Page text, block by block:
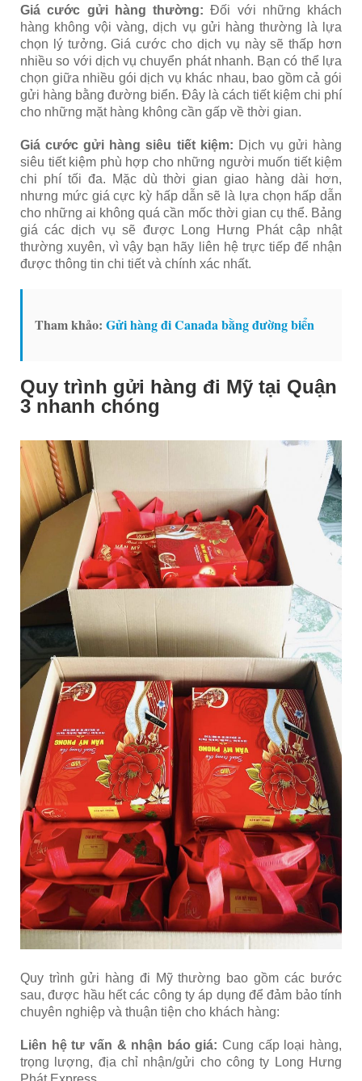
Giá cước gửi hàng thường:Đối với những khách
hàng không vội vàng, dịch vụ gửi hàng thường là lựa
chọn lý tưởng. Giá cước cho dịch vụ này sẽ thấp hơn
nhiều so với dịch vụ chuyển phát nhanh. Bạn có thể lựa
chọn giữa nhiều gói dịch vụ khác nhau, bao gồm cả gói
gửi hàng bằng đường biển. Đây là cách tiết kiệm chi phí
cho những mặt hàng không cần gấp về thời gian.
Giá cước gửi hàng siêu tiết kiệm: Dịch vụ gửi hàng
siêu tiết kiệm phù hợp cho những người muốn tiết kiệm
chi phí tối đa. Mặc dù thời gian giao hàng dài hơn,
nhưng mức giá cực kỳ hấp dẫn sẽ là lựa chọn hấp dẫn
cho những ai không quá cần mốc thời gian cụ thể. Bảng
giá các dịch vụ sẽ được Long Hưng Phát cập nhật
thường xuyên, vì vậy bạn hãy liên hệ trực tiếp để nhận
được thông tin chi tiết và chính xác nhất.
Tham khảo: Gửi hàng đi Canada bằng đường biển
Quy trình gửi hàng đi Mỹ tại Quận
3 nhanh chóng
Quy trình gửi hàng đi Mỹ thường bao gồm các bước
sau, được hầu hết các công ty áp dụng để đảm bảo tính
chuyên nghiệp và thuận tiện cho khách hàng:
Liên hệ tư vấn & nhận báo giá: Cung cấp loại hàng,
trọng lượng, địa chỉ nhận/gửi cho công ty Long Hưng